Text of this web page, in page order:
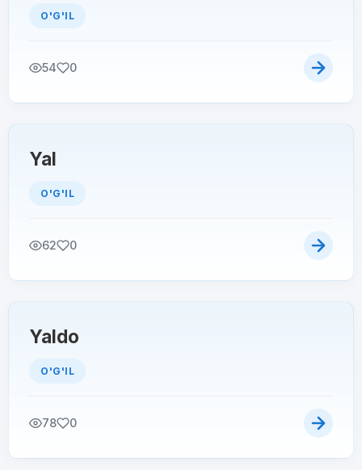
O'G'IL
54 0
Yal
O'G'IL
62 0
Yaldo
O'G'IL
78 0